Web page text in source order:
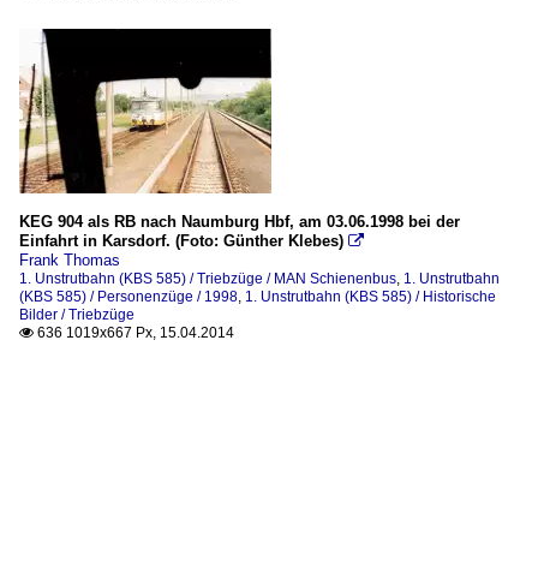
KEG 904 als RB nach Naumburg Hbf, am 03.06.1998 bei der
Einfahrt in Karsdorf. (Foto: Günther Klebes) 
Frank Thomas
1. Unstrutbahn (KBS 585) / Triebzüge / MAN Schienenbus 1. Unstrutbahn
(KBS 585) / Personenzüge / 1998 1. Unstrutbahn (KBS 585) / Historische
Bilder / Triebzüge
 636 1019x667 Px, 15.04.2014